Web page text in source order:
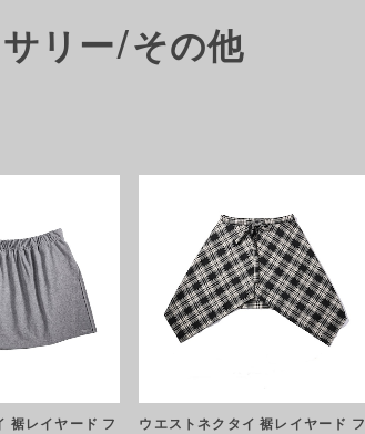
リー/その他
裾レイヤード フ
ウエストネクタイ 裾レイヤード フ